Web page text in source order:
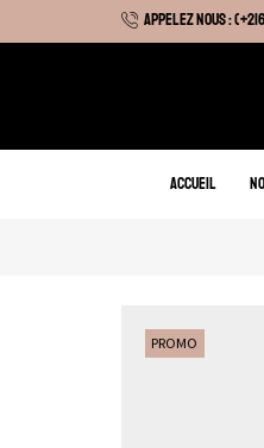
APPELEZ NOUS :
Hiver : Livraison gratuite sur tous
ACCUEIL
PROMO